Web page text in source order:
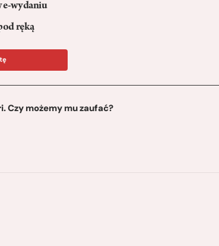
e-wydaniu
ręką
Czy możemy mu zaufać?